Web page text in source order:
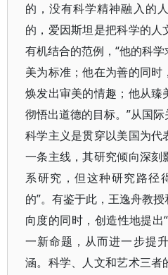
的，没有科学精神融入的
的，爱因斯坦是把科学的人
有机结合的范例，“他的科
美为标准；他在为善的同时
焕发出审美的情趣；他从臻
彻悟出道德的目标。”从国
科学主义是贯穿以美国为代
一条主线，其研究倾向深刻
系研究，但这种研究路径
的”。有鉴于此，王逸舟教
向度的同时，创造性地提出
一新命题，从而进一步提
涵。科学、人文和艺术三